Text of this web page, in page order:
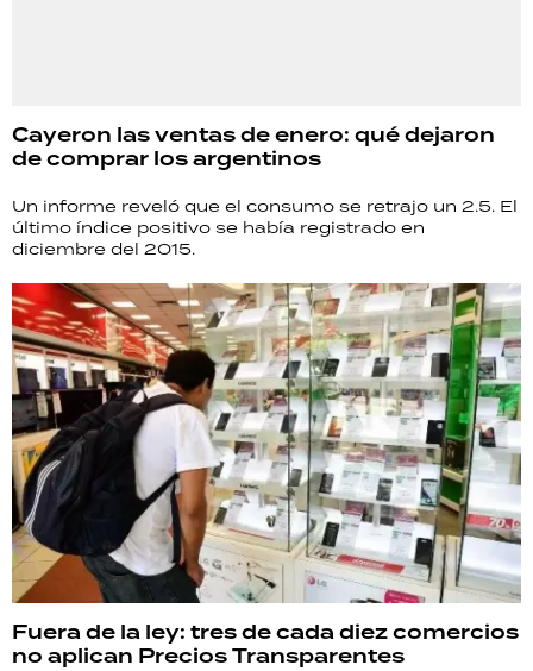
Cayeron las ventas de enero: qué dejaron
de comprar los argentinos
Un informe reveló que el consumo se retrajo un 2.5. El
último índice positivo se había registrado en
diciembre del 2015.
Fuera de la ley: tres de cada diez comercios
no aplican Precios Transparentes